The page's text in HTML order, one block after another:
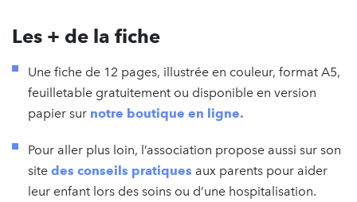
Les + de la fiche
Une fiche de 12 pages, illustrée en couleur, format A5,
feuilletable gratuitement ou disponible en version
papier sur notre boutique en ligne.
Pour aller plus loin, l’association propose aussi sur son
site des conseils pratiques aux parents pour aider
leur enfant lors des soins ou d’une hospitalisation.